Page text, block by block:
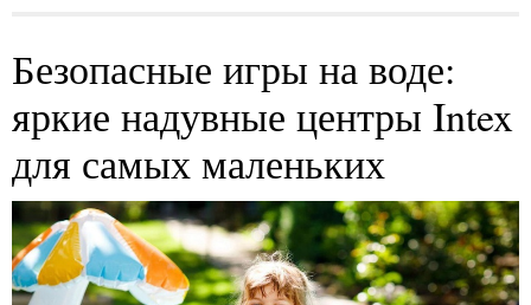
Безопасные игры на воде:
яркие надувные центры Intex
для самых маленьких